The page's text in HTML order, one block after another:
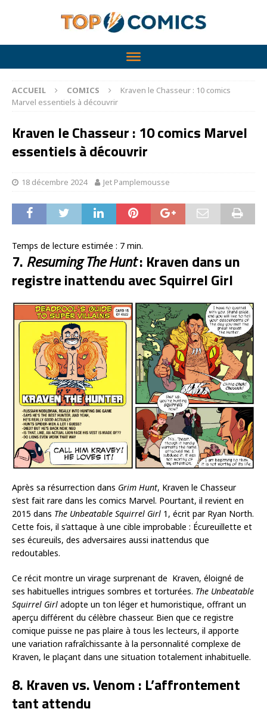
ACCUEIL COMICS
Kraven le Chasseur : 10 comics
Marvel essentiels à découvrir
Kraven le Chasseur : 10 comics Marvel
essentiels à découvrir
18 décembre 2024 Jet Pamplemousse
Temps de lecture estimée : 7 min.
7.Resuming The Hunt: Kraven dans un
registre inattendu avec Squirrel Girl
Après sa résurrection dans Grim Hunt, Kraven le Chasseur
s’est fait rare dans les comics Marvel. Pourtant, il revient en
2015 dans The Unbeatable Squirrel Girl 1, écrit par Ryan North.
Cette fois, il s’attaque à une cible improbable : Écureuillette et
ses écureuils, des adversaires aussi inattendus que
redoutables.
Ce récit montre un virage surprenant de Kraven, éloigné de
ses habituelles intrigues sombres et torturées. The Unbeatable
Squirrel Girl adopte un ton léger et humoristique, offrant un
aperçu différent du célèbre chasseur. Bien que ce registre
comique puisse ne pas plaire à tous les lecteurs, il apporte
une variation rafraîchissante à la personnalité complexe de
Kraven, le plaçant dans une situation totalement inhabituelle.
8. Kraven vs. Venom : L’affrontement
tant attendu